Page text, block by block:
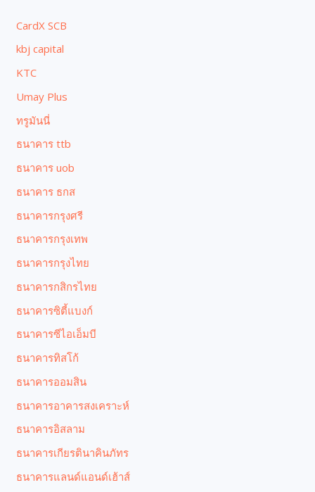
CardX SCB
kbj capital
KTC
Umay Plus
ทรูมันนี่
ธนาคาร ttb
ธนาคาร uob
ธนาคาร ธกส
ธนาคารกรุงศรี
ธนาคารกรุงเทพ
ธนาคารกรุงไทย
ธนาคารกสิกรไทย
ธนาคารซิตี้แบงก์
ธนาคารซีไอเอ็มบี
ธนาคารทิสโก้
ธนาคารออมสิน
ธนาคารอาคารสงเคราะห์
ธนาคารอิสลาม
ธนาคารเกียรตินาคินภัทร
ธนาคารแลนด์แอนด์เฮ้าส์